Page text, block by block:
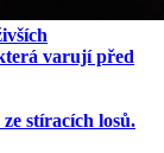
varují před
stíracích losů.